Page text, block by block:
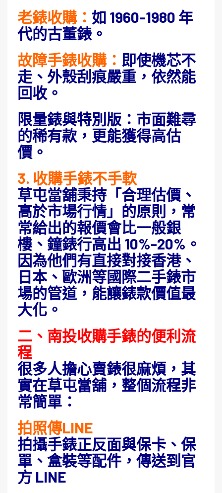
老錶收購： 如 1960-1980 年
代的古董錶。
故障手錶收購： 即使機芯不
走、外殼刮痕嚴重，依然能
回收。
限量錶與特別版：市面難尋
的稀有款，更能獲得高估
價。
3. 收購手錶不手軟
草屯當舖秉持「合理估價、
高於市場行情」的原則，常
常給出的報價會比一般銀
樓、鐘錶行高出 10%-20%。
因為他們有直接對接香港、
日本、歐洲等國際二手錶市
場的管道，能讓錶款價值最
大化。
二、南投收購手錶的便利流
程
很多人擔心賣錶很麻煩，其
實在草屯當舖，整個流程非
常簡單：
拍照傳LINE
拍攝手錶正反面與保卡、保
單、盒裝等配件，傳送到官
方 LINE